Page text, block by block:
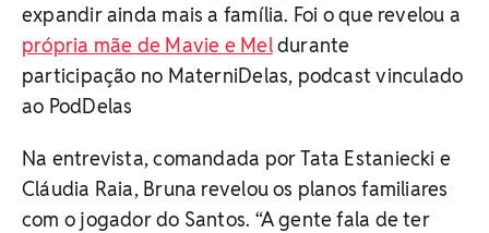
expandir ainda mais a família. Foi o que revelou a
própria mãe de Mavie e Meldurante
participação no MaterniDelas, podcast vinculado
ao PodDelas
Na entrevista, comandada por Tata Estaniecki e
Cláudia Raia, Bruna revelou os planos familiares
com o jogador do Santos. “A gente fala de ter